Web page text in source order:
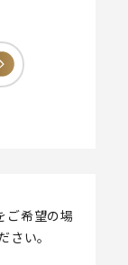
ご希望の場
い。